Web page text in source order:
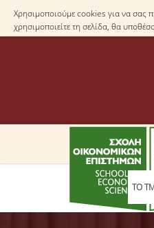
Χρησιμοποιούμε cookies για να σας
χρησιμοποιείτε τη σελίδα, θα
ΤΟ